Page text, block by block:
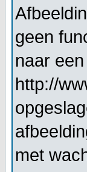
geen
naar
http://
met